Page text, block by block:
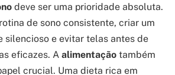
deve ser uma prioridade absoluta.
de sono consistente, criar um
silencioso e evitar telas antes de
eficazes. A alimentação também
crucial. Uma dieta rica em